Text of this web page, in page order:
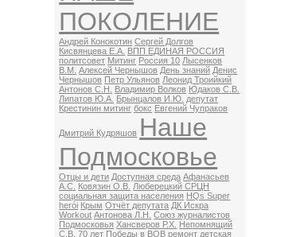
ПОКОЛЕНИЕ
Андрей Конокотин Сергей Долгов
Кисвянцева Е.А. ВПП ЕДИНАЯ РОССИЯ
политсовет Митинг Россия 10 Лысенков
В.М. Алексей Чернышов День знаний Денис
Чернышов Петр Ульянов Леонид Троийкий
Антонов С.Н.
Владимир Волков Юдаков С.В.
Липатов Ю.А. Брынцалов И.Ю. депутат
Крестинин митинг бокс Евгений Чупраков
Дмитрий Кудряшов Наше
Подмосковье
Отцы и дети Доступная среда Афанасьев
А.С. Ковязин О.В. Люберецкий СРЦН
социальная защита населения HQs Super
herói Крым Отчёт депутата ДК Искра
Workout Антонова Л.Н.
Союз журналистов
Подмосковья Хансверов Р.Х. Непомнящий
С.В. 70 лет Победы в ВОВ ремонт детская